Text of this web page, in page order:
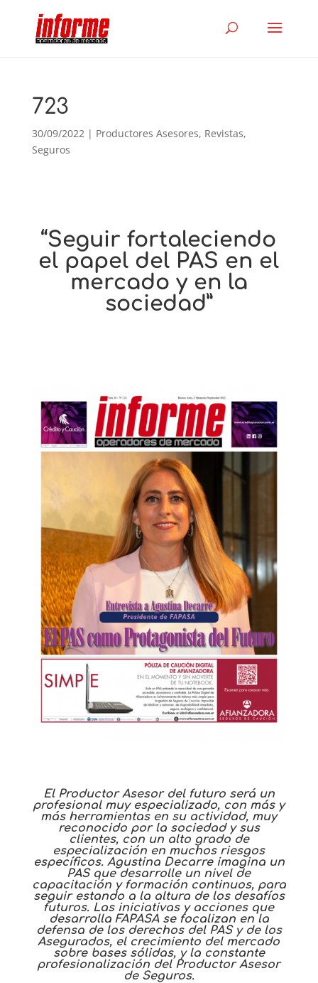
723
30/09/2022| Productores Asesores, Revistas,
Seguros
“Seguir fortaleciendo
el papel del PAS en el
mercado y en la
sociedad”
El Productor Asesor del futuro será un
profesional muy especializado, con más y
más herramientas en su actividad, muy
reconocido por la sociedad y sus
clientes, con un alto grado de
especialización en muchos riesgos
específicos. Agustina Decarre imagina un
PAS que desarrolle un nivel de
capacitación y formación continuos, para
seguir estando a la altura de los desafíos
futuros. Las iniciativas y acciones que
desarrolla FAPASA se focalizan en la
defensa de los derechos del PAS y de los
Asegurados, el crecimiento del mercado
sobre bases sólidas, y la constante
profesionalización del Productor Asesor
de Seguros.